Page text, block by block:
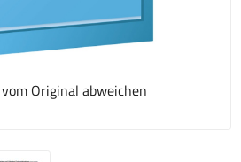
Original abweichen